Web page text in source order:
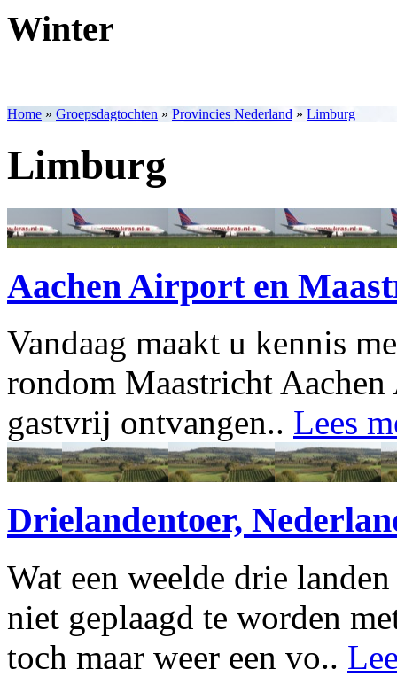
Winter
Home » Groepsdagtochten » Provincies Nederland » Limburg
Limburg
Aachen Airport en
Vandaag maakt u kennis
rondom Maastricht
gastvrij ontvangen.. Lees
Drielandentoer,
Wat een weelde drie
niet geplaagd te worden
toch maar weer een vo..